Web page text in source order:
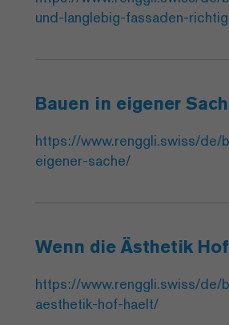
und-langlebig-fassaden-
Bauen in eigener
https://www.renggli.swiss/de/
eigener-sache/
Wenn die Ästhetik
https://www.renggli.swiss/de/
aesthetik-hof-haelt/